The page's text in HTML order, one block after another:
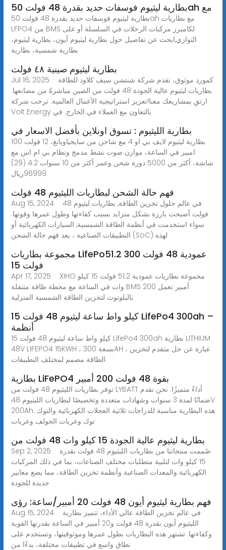
بطارية ليثيوم فوسفات حديد بقدرة 48 فولت 50ah مع
بطارية ليثيوم فوسفات حديد بقدرة 48 فولت 50ah مع بطاريات
LFPO4 من BMS لكامبرز مركبات الرحلات في السلسلة أو على
التوازي,ابحث عن تفاصيل حول بطارية ليثيوم أيون، بطارية ليثيوم،
بطارية شمسية، بطارية
بطارية ليثيوم صينية ٤٨ فولت
Jul 16, 2025 · كمورد موثوق، تقدم شركة شنتشن سيف كلاود للطاقة
بطاريات ليثيوم عالية الجودة 48 فولت من الصين مباشرةً من مصانعها.
ارتقِ بمشاريعك معنا!تعزيز استراتيجية الأعمال العالمية: ترحب شركة
Volt Energy بالتعاون مع العملاء في الخارج. في
بطارية الليثيوم : تسوق اونلاين بأفضل الاسعار في
بطارية ليثيوم لايف بي او 4 مع شاحن من سايجياويانغ، 12 فولت 100
امبير في الساعة، موازن صوت نشط مدمج ونظام بي ام اس مع
شاشة، أكثر من 5000 دورة شحن وعمر أكثر من 10 سنوات 4.2 (29)
فهم حالة الشحن لبطاريات الليثيوم 48 فولت
Aug 15, 2024 · في عالم حلول تخزين الطاقة, بطاريات ليثيوم 48
فولت أصبحت بارزة بشكل متزايد بسبب كفاءتها وطول عمرها وقوتها.
سواء استخدمت في أنظمة الطاقة الشمسية, السيارات الكهربائية أو
التطبيقات الصناعية ، يعد فهم حالة الشحن (SoC) لهذه
مجموعة بطاريات LifePo51.2 عمودية 48 فولت 300
فولت 15
Apr 17, 2025 · XIHO مجموعة بطاريات عمودية 51.2 فولت 15 كيلو
وات في الساعة مع محطة طاقة متنقلة BMS 200 أمبير تعمل
بالبلوتوث لتخزين الطاقة الشمسية المنزلية
15 كيلو واط ساعة ليثيوم 48 فولت LifePo4 300ah –
أنظمة
15 كيلو واط ساعة ليثيوم 48 فولت LifePo4 300ah بطارية LITHIUM
48V LIFEPO4 15KWH ، بسعة 300AH ، عبارة عن حل متقدم لتخزين
الطاقة مصمم لمختلف التطبيقات.
بطارية LiFePO4 بقوة 48 فولت 200 أمبير
توفر بطاريات الليثيوم 48 فولت من LYBATT أداءً متميزًا. نحن نقدم
ضمانًا لمدة 3 سنوات وشهادات متعددة وتخصيصًا لبطاريات الليثيوم 48V
200Ah. هذه البطارية مناسبة للدراجات ثلاثية العجلات الكهربائية والتوك
توك وعربات الجولف وعربات
بطارية ليثيوم عالية الجودة 15 كيلو وات 48 فولت من
Sep 2, 2025 · صُممت منتجاتنا من بطاريات الليثيوم 48 فولت بقدرة
15 كيلو وات لتلبية متطلبات مختلف الصناعات، بما في ذلك المركبات
الكهربائية والمعدات الصناعية وأنظمة تخزين الطاقة، مما يضع معايير
جديدة للجودة
فهم بطارية ليثيوم أيون 48 فولت 20 أمبير/ساعة: رؤى
Aug 15, 2024 · في عالم تخزين الطاقة عالي الأداء، تتميز بطارية
الليثيوم أيون بقدرة 48 فولت و20 أمبير في الساعة بقدرتها القوية
وكفاءتها. تشتهر هذه البطاريات بطول عمرها وموثوقيتها، وتستخدم على
نطاق واسع في تطبيقات مختلفة، بدءًا من